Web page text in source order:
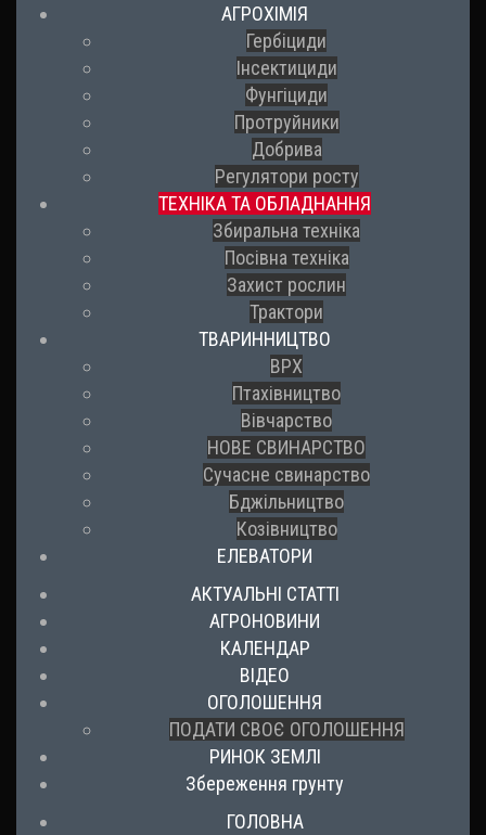
АГРОХІМІЯ
Гербіциди
Інсектициди
Фунгіциди
Протруйники
Добрива
Регулятори росту
ТЕХНІКА ТА ОБЛАДНАННЯ
Збиральна техніка
Посівна техніка
Захист рослин
Трактори
ТВАРИННИЦТВО
ВРХ
Птахівництво
Вівчарство
НОВЕ СВИНАРСТВО
Сучасне свинарство
Бджільництво
Козівництво
ЕЛЕВАТОРИ
АКТУАЛЬНІ СТАТТІ
АГРОНОВИНИ
КАЛЕНДАР
ВІДЕО
ОГОЛОШЕННЯ
ПОДАТИ СВОЄ ОГОЛОШЕННЯ
РИНОК ЗЕМЛІ
Збереження грунту
ГОЛОВНА